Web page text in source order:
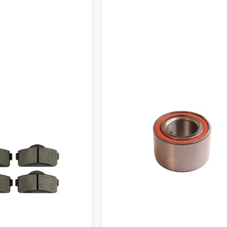
som vill hålla nere servicekostnaden utan att
ELLER
aldrig låst till ett enda alternativ. Vi erbjuder alltid tre tydliga
behov:
kvalitetsalternativ